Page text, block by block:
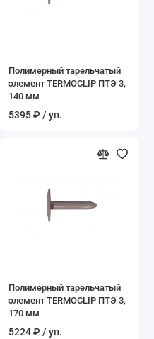
Полимерный тарельчатый
элемент TERMOCLIP ПТЭ 3,
140 мм
5395 ₽ / уп.
Полимерный тарельчатый
элемент TERMOCLIP ПТЭ 3,
170 мм
5224 ₽ / уп.